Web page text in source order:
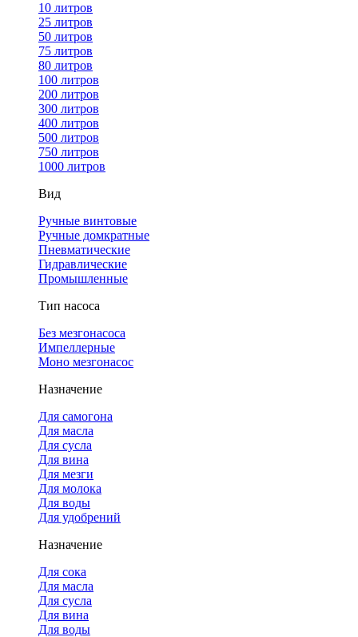
10 литров
25 литров
50 литров
75 литров
80 литров
100 литров
200 литров
300 литров
400 литров
500 литров
750 литров
1000 литров
Вид
Ручные винтовые
Ручные домкратные
Пневматические
Гидравлические
Промышленные
Тип насоса
Без мезгонасоса
Импеллерные
Моно мезгонасос
Назначение
Для самогона
Для масла
Для сусла
Для вина
Для мезги
Для молока
Для воды
Для удобрений
Назначение
Для сока
Для масла
Для сусла
Для вина
Для воды